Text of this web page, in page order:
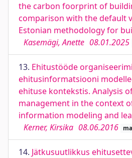
the carbon foorprint of
comparison with the default
Estonian methodology for
Kasemägi, Anette 08.01.2025
13. Ehitustööde
ehitusinformatsiooni
ehituse kontekstis. Analysis
management in the context
information modeling and
Kerner, Kirsika 08.06.2016
14. Jätkusuutlikkus